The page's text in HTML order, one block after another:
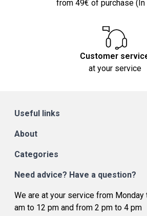
from 49€ of purchase (In
Customer
at your service
Useful links
About
Categories
Need advice? Have a question?
We are at your service from Monday
am to 12 pm and from 2 pm to 4 pm